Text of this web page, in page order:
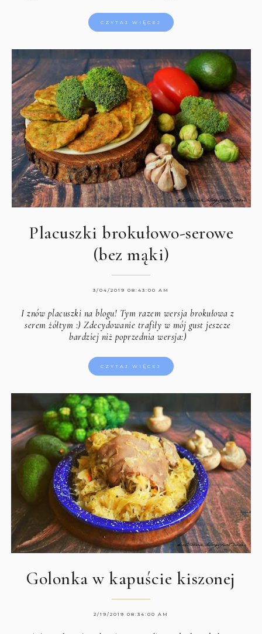
CZYTAJ WIĘCEJ
Placuszki brokułowo-serowe
(bez mąki)
3/04/2019 08:43:00 AM
I znów placuszki na blogu! Tym razem wersja brokułowa z
serem żółtym :) Zdecydowanie trafiły w mój gust jeszcze
bardziej niż poprzednia wersja:)
CZYTAJ WIĘCEJ
Golonka w kapuście kiszonej
2/19/2019 08:34:00 AM